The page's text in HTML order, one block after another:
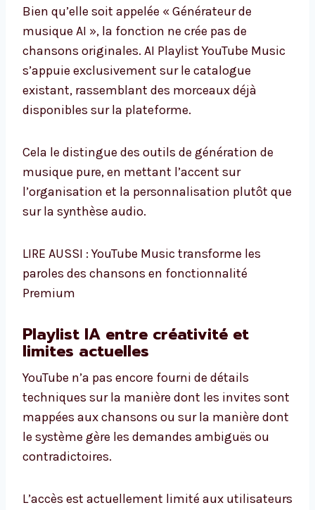
Bien qu’elle soit appelée « Générateur de
musique AI », la fonction ne crée pas de
chansons originales. AI Playlist YouTube Music
s’appuie exclusivement sur le catalogue
existant, rassemblant des morceaux déjà
disponibles sur la plateforme.
Cela le distingue des outils de génération de
musique pure, en mettant l’accent sur
l’organisation et la personnalisation plutôt que
sur la synthèse audio.
LIRE AUSSI : YouTube Music transforme les
paroles des chansons en fonctionnalité
Premium
Playlist IA entre créativité et
limites actuelles
YouTube n’a pas encore fourni de détails
techniques sur la manière dont les invites sont
mappées aux chansons ou sur la manière dont
le système gère les demandes ambiguës ou
contradictoires.
L’accès est actuellement limité aux utilisateurs